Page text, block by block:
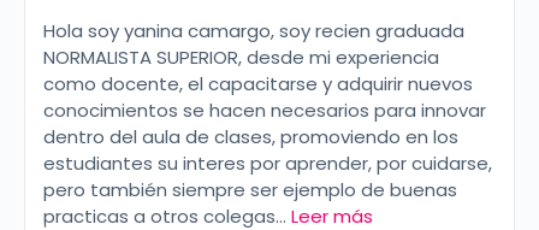
Hola soy yanina camargo, soy recien graduada
NORMALISTA SUPERIOR, desde mi experiencia
como docente, el capacitarse y adquirir nuevos
conocimientos se hacen necesarios para innovar
dentro del aula de clases, promoviendo en los
estudiantes su interes por aprender, por cuidarse,
pero también siempre ser ejemplo de buenas
practicas a otros colegas… Leer más